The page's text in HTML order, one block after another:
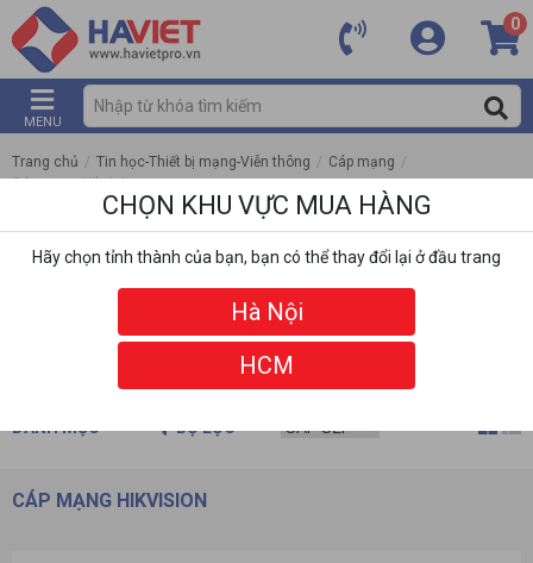
0
MENU
Trang chủ / Tin học-Thiết bị mạng-Viễn thông / Cáp mạng /
Cáp mạng Hikvision
DANH MỤC BỘ LỌC
CÁP MẠNG HIKVISION
CHỌN KHU VỰC MUA HÀNG
Hãy chọn tỉnh thành của bạn, bạn có thể thay đổi lại ở đầu trang
Hà Nội
HCM